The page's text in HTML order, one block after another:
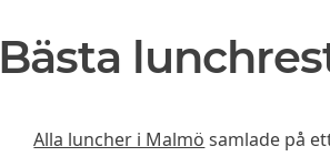
Bästa
Alla luncher i Malmö samlade på